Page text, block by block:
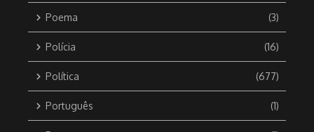
Poema (3)
Polícia (16)
Política (677)
Português (1)